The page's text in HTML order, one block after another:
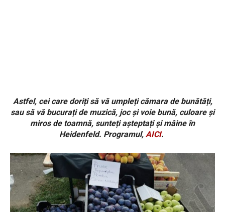
Astfel, cei care doriți să vă umpleți cămara de bunătăți,
sau să vă bucurați de muzică, joc și voie bună, culoare și
miros de toamnă, sunteți așteptați și mâine în
Heidenfeld. Programul, AICI.